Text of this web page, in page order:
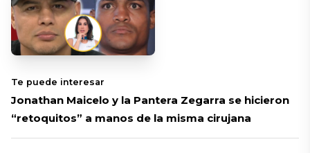
Te puede interesar
Jonathan Maicelo y la Pantera Zegarra se hicieron
“retoquitos” a manos de la misma cirujana